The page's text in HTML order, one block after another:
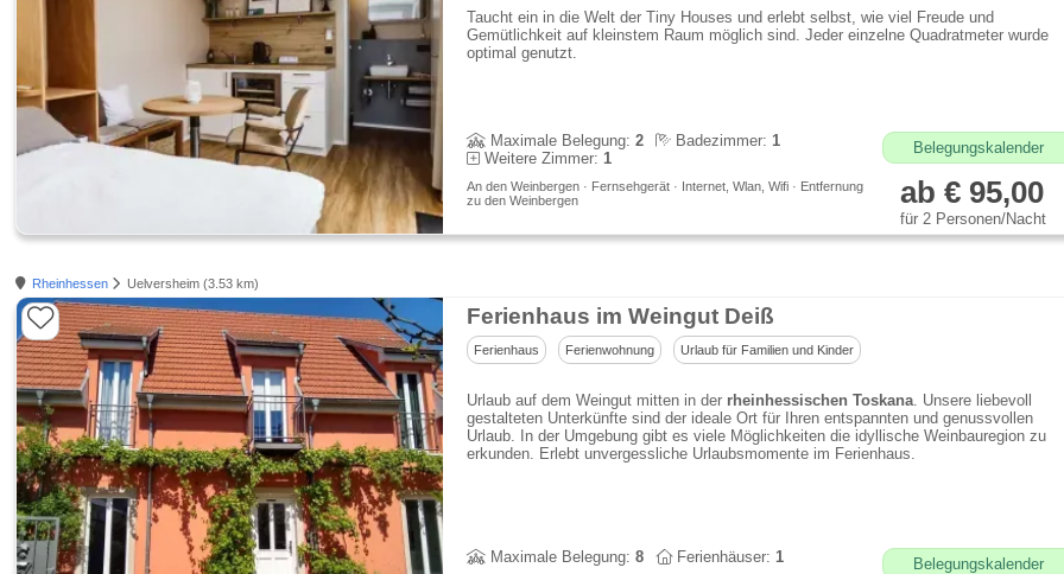
Taucht ein in die Welt der Tiny Houses und erlebt selbst, wie viel Freude und
Gemütlichkeit auf kleinstem Raum möglich sind. Jeder einzelne Quadratmeter wurde
optimal genutzt.
Maximale Belegung: 2 Badezimmer: 1
Weitere Zimmer: 1
An den Weinbergen · Fernsehgerät · Internet, Wlan, Wifi · Entfernung
zu den Weinbergen
Belegungskalender
ab € 95,00
für 2 Personen/Nacht
Rheinhessen Uelversheim (3.53 km)
Ferienhaus im Weingut Deiß
Ferienhaus Ferienwohnung Urlaub für Familien und Kinder
Urlaub auf dem Weingut mitten in derrheinhessischen Toskana. Unsere liebevoll
gestalteten Unterkünfte sind der ideale Ort für Ihren entspannten und genussvollen
Urlaub. In der Umgebung gibt es viele Möglichkeiten die idyllische Weinbauregion zu
erkunden. Erlebt unvergessliche Urlaubsmomente im Ferienhaus.
Maximale Belegung: 8 Ferienhäuser: 1 Belegungskalender